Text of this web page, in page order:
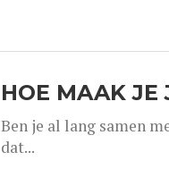
HOE MAAK JE
Ben je al lang samen
dat...